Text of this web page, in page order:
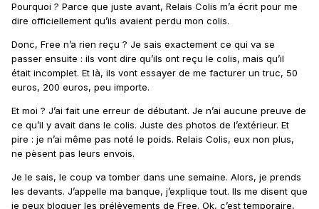
Pourquoi ? Parce que juste avant, Relais Colis m’a écrit pour me
dire officiellement qu’ils avaient perdu mon colis.
Donc, Free n’a rien reçu ? Je sais exactement ce qui va se
passer ensuite : ils vont dire qu’ils ont reçu le colis, mais qu’il
était incomplet. Et là, ils vont essayer de me facturer un truc, 50
euros, 200 euros, peu importe.
Et moi ? J’ai fait une erreur de débutant. Je n’ai aucune preuve de
ce qu’il y avait dans le colis. Juste des photos de l’extérieur. Et
pire : je n’ai même pas noté le poids. Relais Colis, eux non plus,
ne pèsent pas leurs envois.
Je le sais, le coup va tomber dans une semaine. Alors, je prends
les devants. J’appelle ma banque, j’explique tout. Ils me disent que
je peux bloquer les prélèvements de Free. Ok, c’est temporaire,